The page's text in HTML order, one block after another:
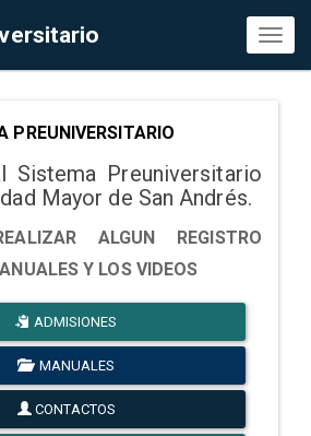
PREUNIVERSITARIO
Sistema Preuniversitario
Mayor de San Andrés.
ALGUN REGISTRO
Y LOS VIDEOS
ADMISIONES
MANUALES
CONTACTOS